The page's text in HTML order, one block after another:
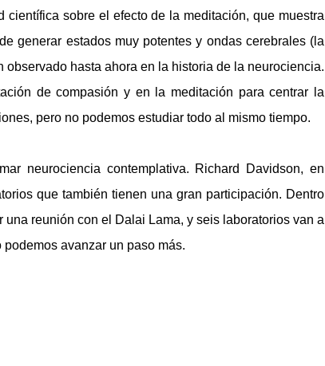
sobre el efecto de la meditación, que muestra
generar estados muy potentes y ondas cerebrales (la
hasta ahora en la historia de la neurociencia.
de compasión y en la meditación para centrar la
pero no podemos estudiar todo al mismo tiempo.
neurociencia contemplativa. Richard Davidson, en
que también tienen una gran participación. Dentro
reunión con el Dalai Lama, y seis laboratorios van a
avanzar un paso más.